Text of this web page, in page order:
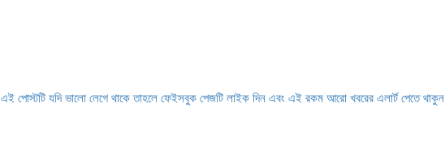
এই পোস্টটি যদি ভালো লেগে থাকে তাহলে ফেইসবুক পেজটি লাইক দিন এবং এই রকম আরো খবরের এলার্ট পেতে থাকুন